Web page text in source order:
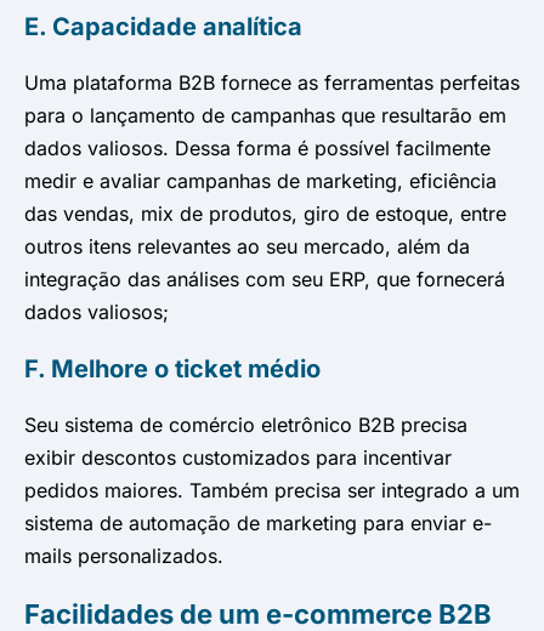
E. Capacidade analítica
Uma plataforma B2B fornece as ferramentas perfeitas
para o lançamento de campanhas que resultarão em
dados valiosos. Dessa forma é possível facilmente
medir e avaliar campanhas de marketing, eficiência
das vendas, mix de produtos, giro de estoque, entre
outros itens relevantes ao seu mercado, além da
integração das análises com seu ERP, que fornecerá
dados valiosos;
F. Melhore o ticket médio
Seu sistema de comércio eletrônico B2B precisa
exibir descontos customizados para incentivar
pedidos maiores. Também precisa ser integrado a um
sistema de automação de marketing para enviar e-
mails personalizados.
Facilidades de um e-commerce B2B